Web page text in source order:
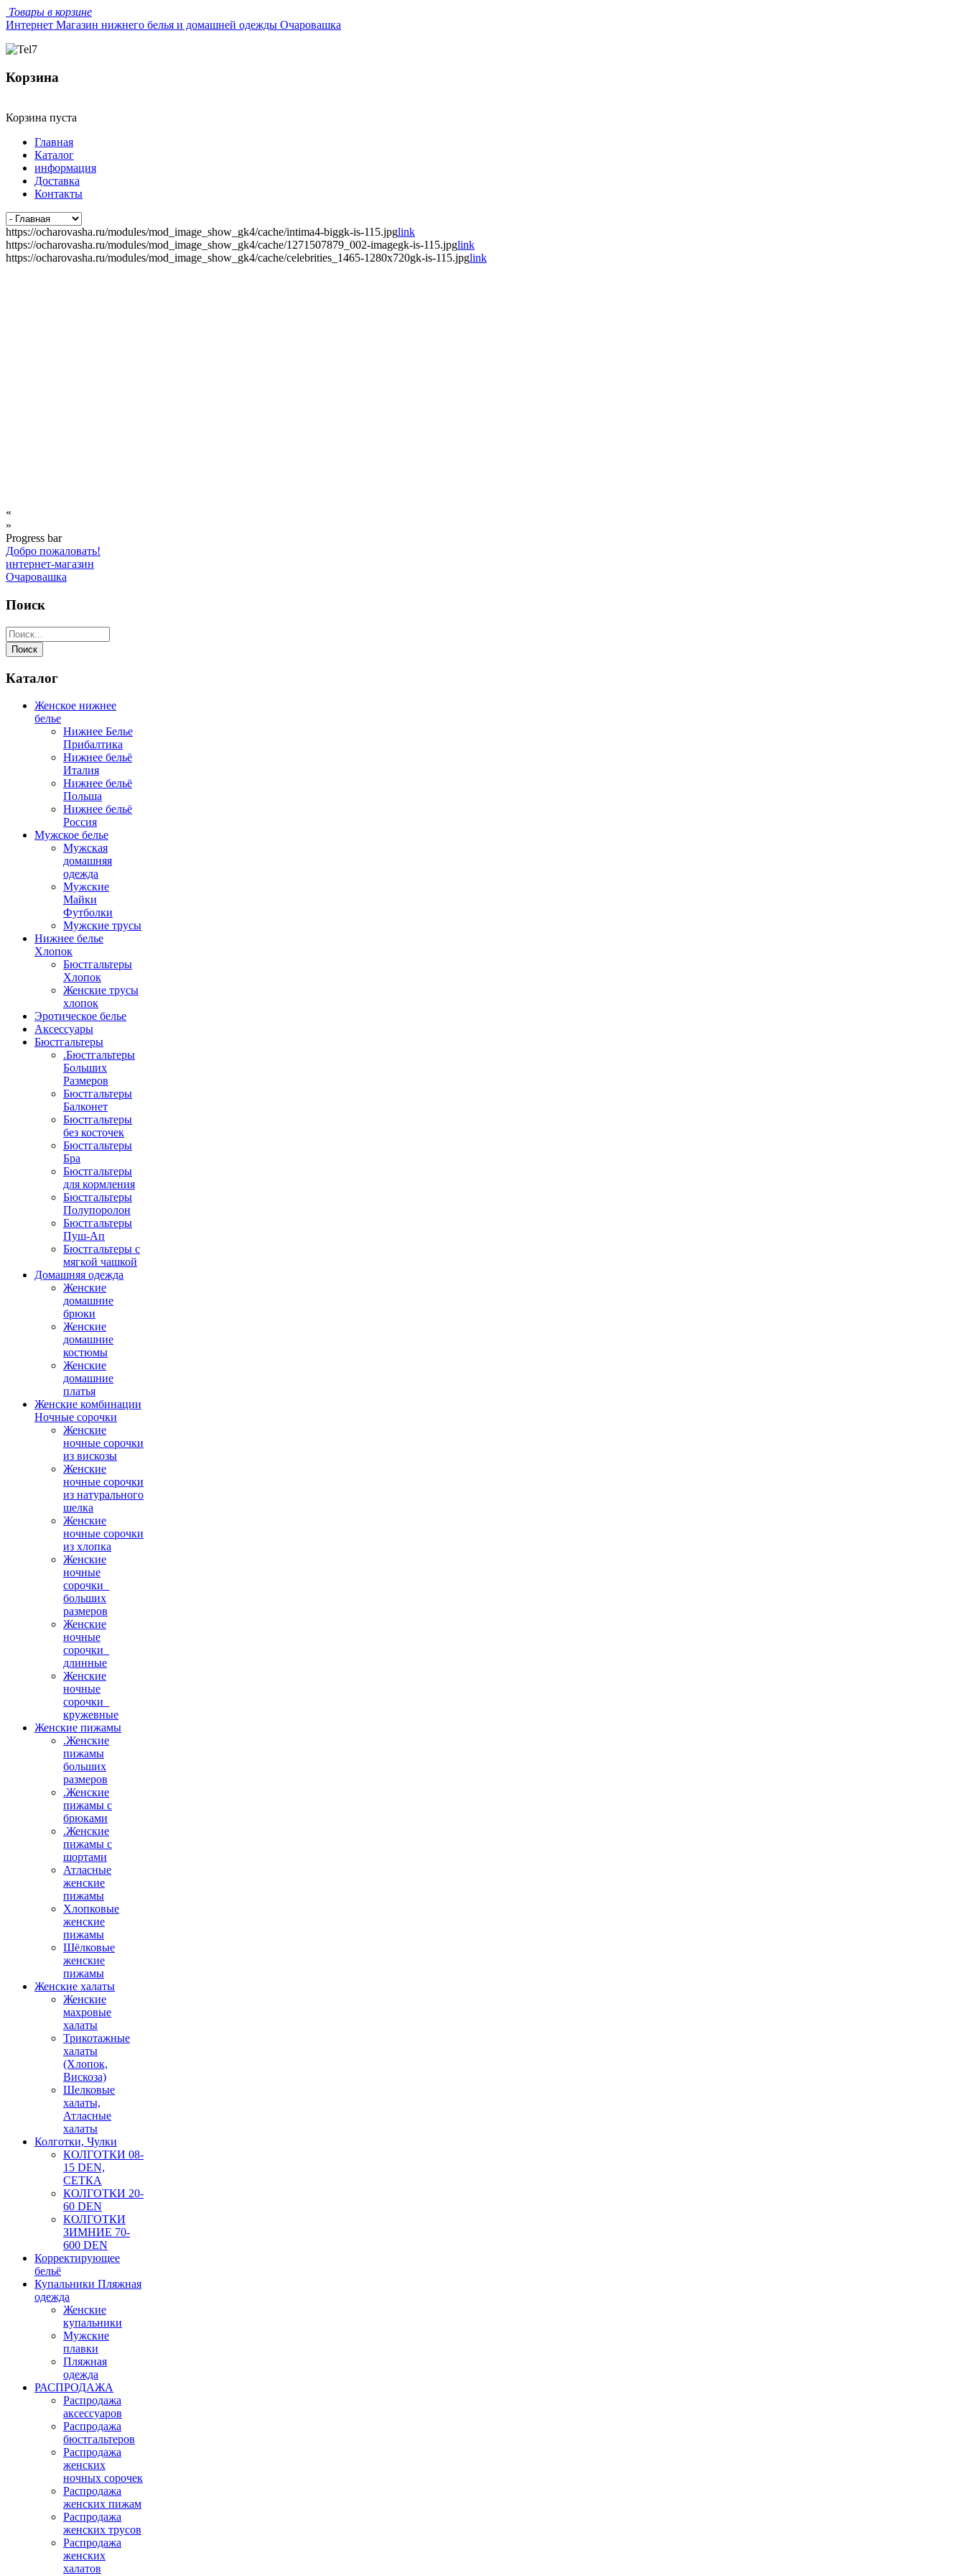
Товары в корзине
Интернет Магазин нижнего белья и домашней одежды Очаровашка
Корзина
Корзина пуста
Главная
Каталог
информация
Доставка
Контакты
https://ocharovasha.ru/modules/mod_image_show_gk4/cache/intima4-biggk-is-115.jpglink
https://ocharovasha.ru/modules/mod_image_show_gk4/cache/1271507879_002-imagegk-is-115.jpglink
https://ocharovasha.ru/modules/mod_image_show_gk4/cache/celebrities_1465-1280x720gk-is-115.jpglink
«
»
Progress bar
Добро пожаловать!
интернет-магазин
Очаровашка
Поиск
Поиск
Каталог
Женское нижнее
белье
Нижнее Белье
Прибалтика
Нижнее бельё
Италия
Нижнее бельё
Польша
Нижнее бельё
Россия
Мужское белье
Мужская
домашняя
одежда
Мужские
Майки
Футболки
Мужские трусы
Нижнее белье
Хлопок
Бюстгальтеры
Хлопок
Женские трусы
хлопок
Эротическое белье
Аксессуары
Бюстгальтеры
.Бюстгальтеры
Больших
Размеров
Бюстгальтеры
Балконет
Бюстгальтеры
без косточек
Бюстгальтеры
Бра
Бюстгальтеры
для кормления
Бюстгальтеры
Полупоролон
Бюстгальтеры
Пуш-Ап
Бюстгальтеры с
мягкой чашкой
Домашняя одежда
Женские
домашние
брюки
Женские
домашние
костюмы
Женские
домашние
платья
Женские комбинации
Ночные сорочки
Женские
ночные сорочки
из вискозы
Женские
ночные сорочки
из натурального
шелка
Женские
ночные сорочки
из хлопка
Женские
ночные
сорочки_
больших
размеров
Женские
ночные
сорочки_
длинные
Женские
ночные
сорочки_
кружевные
Женские пижамы
.Женские
пижамы
больших
размеров
.Женские
пижамы с
брюками
.Женские
пижамы с
шортами
Атласные
женские
пижамы
Хлопковые
женские
пижамы
Шёлковые
женские
пижамы
Женские халаты
Женские
махровые
халаты
Трикотажные
халаты
(Хлопок,
Вискоза)
Шелковые
халаты,
Атласные
халаты
Колготки, Чулки
КОЛГОТКИ 08-
15 DEN,
СЕТКА
КОЛГОТКИ 20-
60 DEN
КОЛГОТКИ
ЗИМНИЕ 70-
600 DEN
Корректирующее
бельё
Купальники Пляжная
одежда
Женские
купальники
Мужские
плавки
Пляжная
одежда
РАСПРОДАЖА
Распродажа
аксессуаров
Распродажа
бюстгальтеров
Распродажа
женских
ночных сорочек
Распродажа
женских пижам
Распродажа
женских трусов
Распродажа
женских
халатов